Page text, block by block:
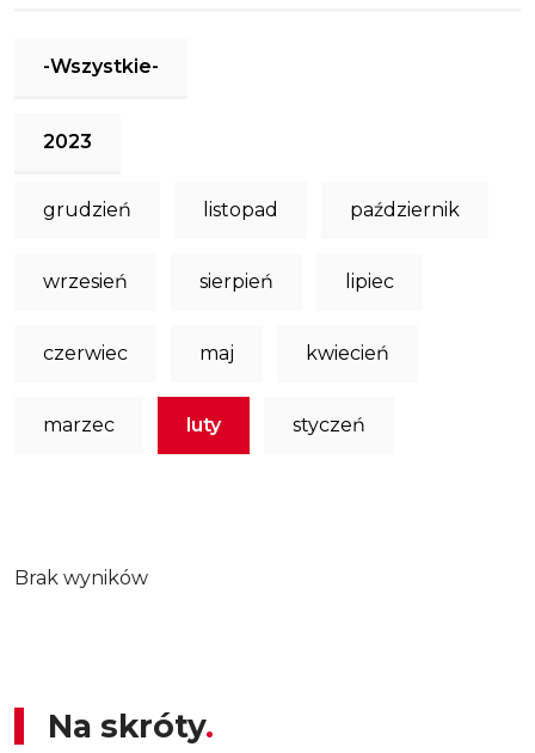
-Wszystkie-
2023
grudzień listopad październik
wrzesień sierpień lipiec
czerwiec maj kwiecień
marzec luty styczeń
Brak wyników
Na skróty